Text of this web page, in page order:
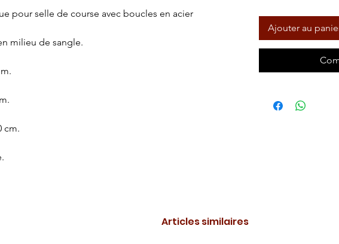
pour selle de course avec boucles en acier
milieu de sangle.
cm.
Ajouter au
Articles similaires